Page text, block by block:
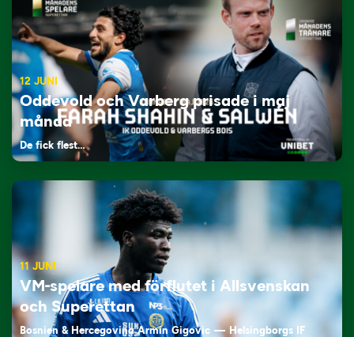
12 JUNI
Oddevold och Varberg prisade i maj
månad
De fick flest…
11 JUNI
VM-spelare med förflutet i Allsvenskan
och Superettan
Bosnien & Hercegovina Armin Gigovic — Helsingborgs IF